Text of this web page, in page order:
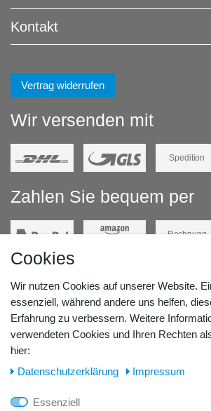
Kontakt
Vertrag widerrufen
Wir versenden mit
Spedition
Zahlen Sie bequem per
Rechnung
Unsere Lageradresse:
GeBOOTE24 - Martin Rolle & Iris Kleiner
Cookies
Wir nutzen Cookies auf unserer Website.
essenziell, während andere uns helfen,
Erfahrung zu verbessern. Weitere
verwendeten Cookies und Ihren Rechten
hier:
Daten­schutz­erklärung
Impressum
Essenziell